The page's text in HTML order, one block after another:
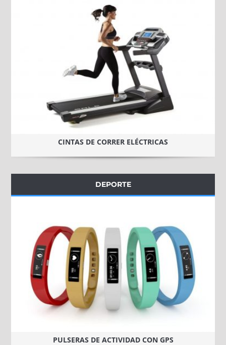
CINTAS DE CORRER ELÉCTRICAS
DEPORTE
PULSERAS DE ACTIVIDAD CON GPS